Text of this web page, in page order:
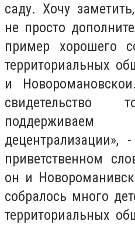
саду. Хочу
не просто
пример хорошего
территориальных
и
приветственном
он и
собралось много
территориальных